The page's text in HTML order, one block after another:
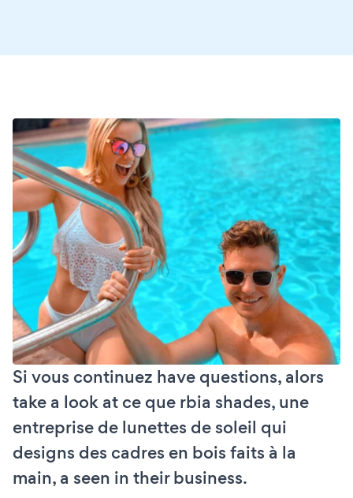
Si vous continuez have questions, alors
take a look at ce que rbia shades, une
entreprise de lunettes de soleil qui
designs des cadres en bois faits à la
main, a seen in their business.